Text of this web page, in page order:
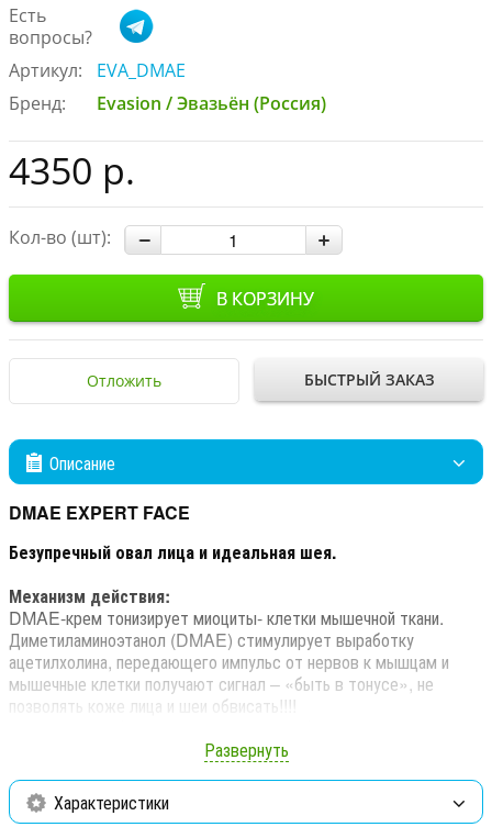
Есть
вопросы?
Артикул:
EVA_DMAE
Бренд:
Evasion / Эвазьён (Россия)
4350 р.
Кол-во (шт):
В КОРЗИНУ
Отложить БЫСТРЫЙ ЗАКАЗ
Описание
DMAE EXPERT FACE
Безупречный овал лица и идеальная шея.
Механизм действия:
DMAE-крем тонизирует миоциты- клетки мышечной ткани.
Диметиламиноэтанол (DMAE) стимулирует выработку
ацетилхолина, передающего импульс от нервов к мышцам и
мышечные клетки получают сигнал – «быть в тонусе», не
позволять коже лица и шеи обвисать!!!!
•«подтягивает» овал, восстанавливая плотность и «усаживая»
ткань
Развернуть
Характеристики